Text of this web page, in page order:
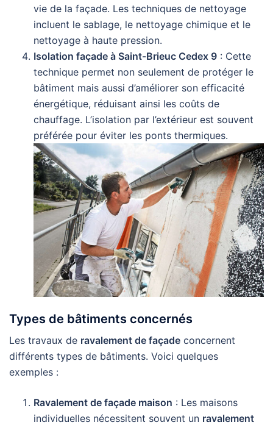
vie de la façade. Les techniques de nettoyage
incluent le sablage, le nettoyage chimique et le
nettoyage à haute pression.
Isolation façade à Saint-Brieuc Cedex 9 : Cette
technique permet non seulement de protéger le
bâtiment mais aussi d’améliorer son efficacité
énergétique, réduisant ainsi les coûts de
chauffage. L’isolation par l’extérieur est souvent
préférée pour éviter les ponts thermiques.
Types de bâtiments concernés
Les travaux de ravalement de façade concernent
différents types de bâtiments. Voici quelques
exemples :
Ravalement de façade maison : Les maisons
individuelles nécessitent souvent un ravalement